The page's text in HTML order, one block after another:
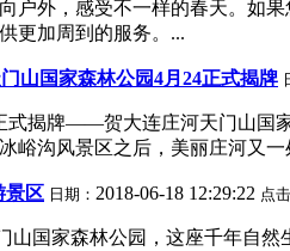
户外，感受不一样的春天。如
更加周到的服务。...
山国家森林公园4月24正式揭牌
揭牌——贺大连庄河天门山国
峪沟风景区之后，美丽庄河又
景区 日期： 2018-06-18 12:29:22 点
山国家森林公园，这座千年自